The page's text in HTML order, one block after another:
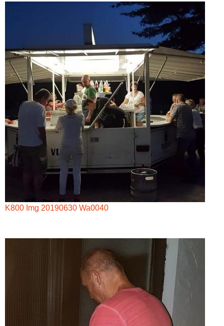
K800 Img 20190630 Wa0040